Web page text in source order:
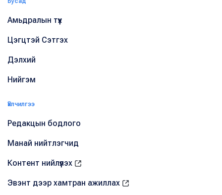
Амьдралын түүх
Цэгцтэй Сэтгэх
Дэлхий
Нийгэм
Үйлчилгээ
Редакцын бодлого
Манай нийтлэгчид
Контент нийлүүлэх
Эвэнт дээр хамтран ажиллах